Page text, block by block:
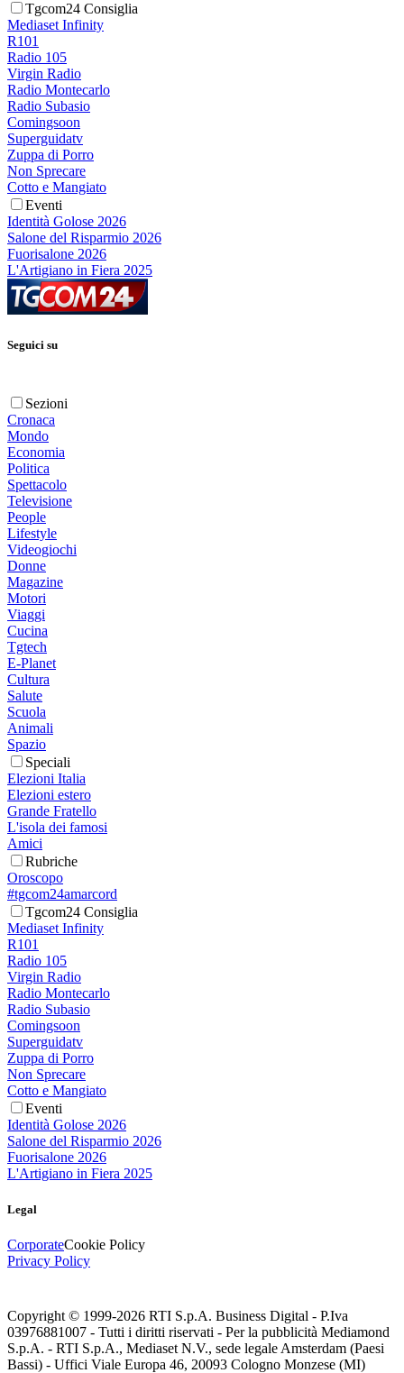
Tgcom24 Consiglia
Mediaset Infinity
R101
Radio 105
Virgin Radio
Radio Montecarlo
Radio Subasio
Comingsoon
Superguidatv
Zuppa di Porro
Non Sprecare
Cotto e Mangiato
Eventi
Identità Golose 2026
Salone del Risparmio 2026
Fuorisalone 2026
L'Artigiano in Fiera 2025
Seguici su
Sezioni
Cronaca
Mondo
Economia
Politica
Spettacolo
Televisione
People
Lifestyle
Videogiochi
Donne
Magazine
Motori
Viaggi
Cucina
Tgtech
E-Planet
Cultura
Salute
Scuola
Animali
Spazio
Speciali
Elezioni Italia
Elezioni estero
Grande Fratello
L'isola dei famosi
Amici
Rubriche
Oroscopo
#tgcom24amarcord
Tgcom24 Consiglia
Mediaset Infinity
R101
Radio 105
Virgin Radio
Radio Montecarlo
Radio Subasio
Comingsoon
Superguidatv
Zuppa di Porro
Non Sprecare
Cotto e Mangiato
Eventi
Identità Golose 2026
Salone del Risparmio 2026
Fuorisalone 2026
L'Artigiano in Fiera 2025
Legal
CorporateCookie Policy
Privacy Policy
Copyright © 1999-2026 RTI S.p.A. Business Digital - P.Iva
03976881007 - Tutti i diritti riservati - Per la pubblicità Mediamond
S.p.A. - RTI S.p.A., Mediaset N.V., sede legale Amsterdam (Paesi
Bassi) - Uffici Viale Europa 46, 20093 Cologno Monzese (MI)